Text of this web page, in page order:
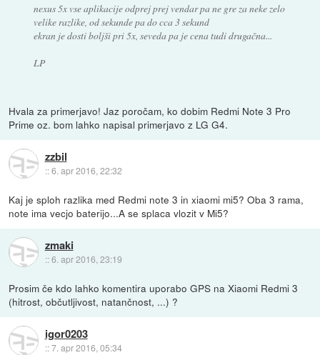
nexus 5x vse aplikacije odprej prej vendar pa ne gre za neke zelo
velike razlike, od sekunde pa do cca 3 sekund
ekran je dosti boljši pri 5x, seveda pa je cena tudi drugačna...
LP
Hvala za primerjavo! Jaz poročam, ko dobim Redmi Note 3 Pro
Prime oz. bom lahko napisal primerjavo z LG G4.
zzbil
::6. apr 2016, 22:32
Kaj je sploh razlika med Redmi note 3 in xiaomi mi5? Oba 3 rama,
note ima vecjo baterijo...A se splaca vlozit v Mi5?
zmaki
::6. apr 2016, 23:19
Prosim če kdo lahko komentira uporabo GPS na Xiaomi Redmi 3
(hitrost, občutljivost, natančnost, ...) ?
igor0203
::7. apr 2016, 05:34